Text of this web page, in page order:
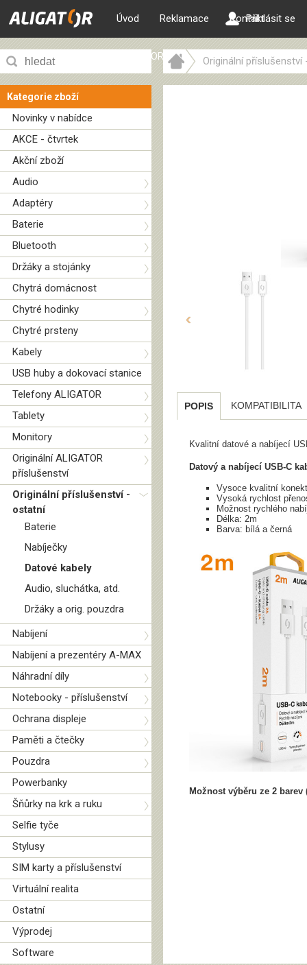
Úvod Reklamace Kontakt
ALIGATOR web
Přihlásit se
Kategorie zboží
Novinky v nabídce
AKCE - čtvrtek
Akční zboží
Audio
Adaptéry
Baterie
Bluetooth
Držáky a stojánky
Chytrá domácnost
Chytré hodinky
Chytré prsteny
Kabely
USB huby a dokovací stanice
Telefony ALIGATOR
Tablety
Monitory
Originální ALIGATOR
příslušenství
Originální příslušenství -
ostatní
Baterie
Nabíječky
Datové kabely
Audio, sluchátka, atd.
Držáky a orig. pouzdra
Nabíjení
Nabíjení a prezentéry A-MAX
Náhradní díly
Notebooky - příslušenství
Ochrana displeje
Paměti a čtečky
Pouzdra
Powerbanky
Šňůrky na krk a ruku
Selfie tyče
Stylusy
SIM karty a příslušenství
Virtuální realita
Ostatní
Výprodej
Software
Originální
‹
POPIS KOMPATIBILITA
Kvalitní datové a nabíjecí
Datový a nabíjecí USB-C
Vysoce kvalitní
Vysoká rychlost
Možnost rychlého
Délka: 2m
Barva: bílá a černá
Možnost výběru ze 2